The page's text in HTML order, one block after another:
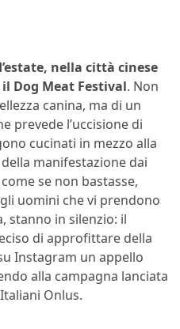
nella città cinese
Dog Meat Festival. Non
canina, ma di un
prevede l’uccisione di
cucinati in mezzo alla
manifestazione dai
se non bastasse,
uomini che vi prendono
stanno in silenzio: il
di approfittare della
Instagram un appello
alla campagna lanciata
Onlus.